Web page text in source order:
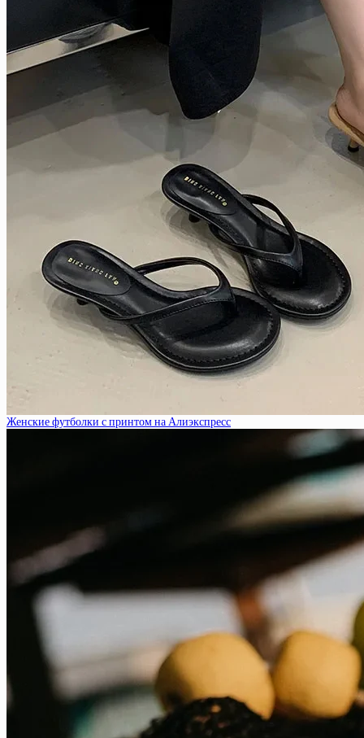
Женские футболки с принтом на Алиэкспресс